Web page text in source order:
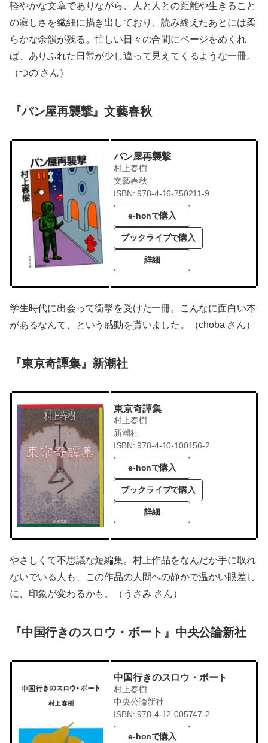
軽やかな文章でありながら、人と人との距離や生きること
の寂しさを繊細に描き出しており、読み終えたあとには柔
らかな余韻が残る。忙しい日々の合間にページをめくれ
ば、ありふれた日常が少し違って見えてくるような一冊。
（つの さん）
『パン屋再襲撃』文藝春秋
パン屋再襲撃
村上春樹
文藝春秋
ISBN: 978-4-16-750211-9
e-honで購入
ブックライブで購入
詳細
学生時代に出会って衝撃を受けた一冊。こんなに面白い本
があるなんて、という感動を貰いました。（choba さん）
『東京奇譚集』新潮社
東京奇譚集
村上春樹
新潮社
ISBN: 978-4-10-100156-2
e-honで購入
ブックライブで購入
詳細
やさしくて不思議な短編集。村上作品をなんだか手に取れ
ないでいる人も、この作品の人間への静かで温かい眼差し
に、印象が変わるかも。（うさみ さん）
『中国行きのスロウ・ボート』中央公論新社
中国行きのスロウ・ボート
村上春樹
中央公論新社
ISBN: 978-4-12-005747-2
e-honで購入